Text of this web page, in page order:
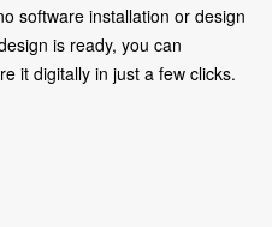
software installation or design
is ready, you can
it digitally in just a few clicks.